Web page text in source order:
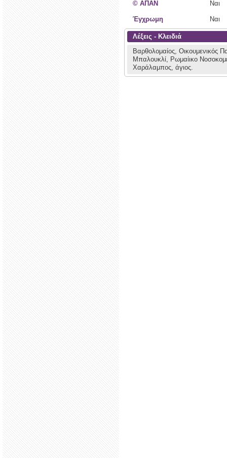
© ΑΠΑΝ Ναι
Έγχρωμη Ναι
Λέξεις - Κλειδιά
Βαρθολομαίος, Οικουμενικός
Μπαλουκλί, Ρωμαίικο
Χαράλαμπος, άγιος.